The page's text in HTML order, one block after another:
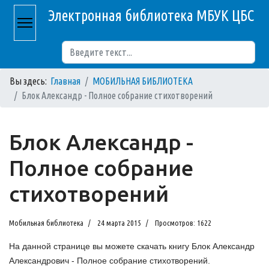
Электронная библиотека МБУК ЦБС
Вы здесь: Главная
МОБИЛЬНАЯ БИБЛИОТЕКА
Блок Александр - Полное собрание стихотворений
Блок Александр -
Полное собрание
стихотворений
Мобильная библиотека 24 марта 2015 Просмотров: 1622
На данной странице вы можете скачать книгу Блок Александр
Александрович - Полное собрание стихотворений.